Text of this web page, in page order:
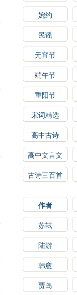
婉约
民谣
元宵节
端午节
重阳节
宋词精选
高中古诗
高中文言文
古诗三百首
作者
苏轼
陆游
韩愈
贾岛